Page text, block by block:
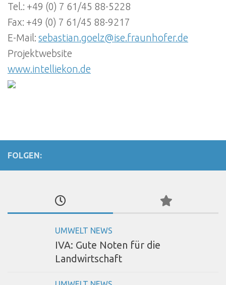
Tel.: +49 (0) 7 61/45 88-5228
Fax: +49 (0) 7 61/45 88-9217
E-Mail: sebastian.goelz@ise.fraunhofer.de
Projektwebsite
www.intelliekon.de
FOLGEN:
UMWELT NEWS
IVA: Gute Noten für die
Landwirtschaft